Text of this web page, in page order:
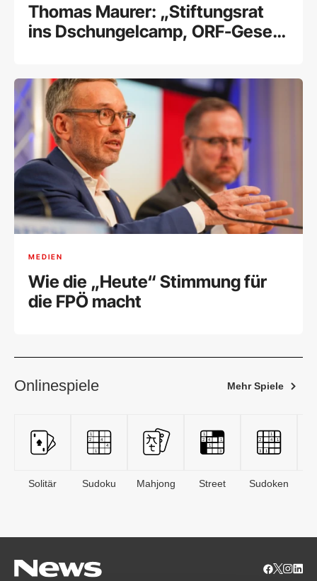
Thomas Maurer: „Stiftungsrat
ins Dschungelcamp, ORF-Gesetz
MEDIEN
Wie die „Heute“ Stimmung für
die FPÖ macht
Onlinespiele Mehr Spiele
Solitär Sudoku Mahjong Street Sudoken